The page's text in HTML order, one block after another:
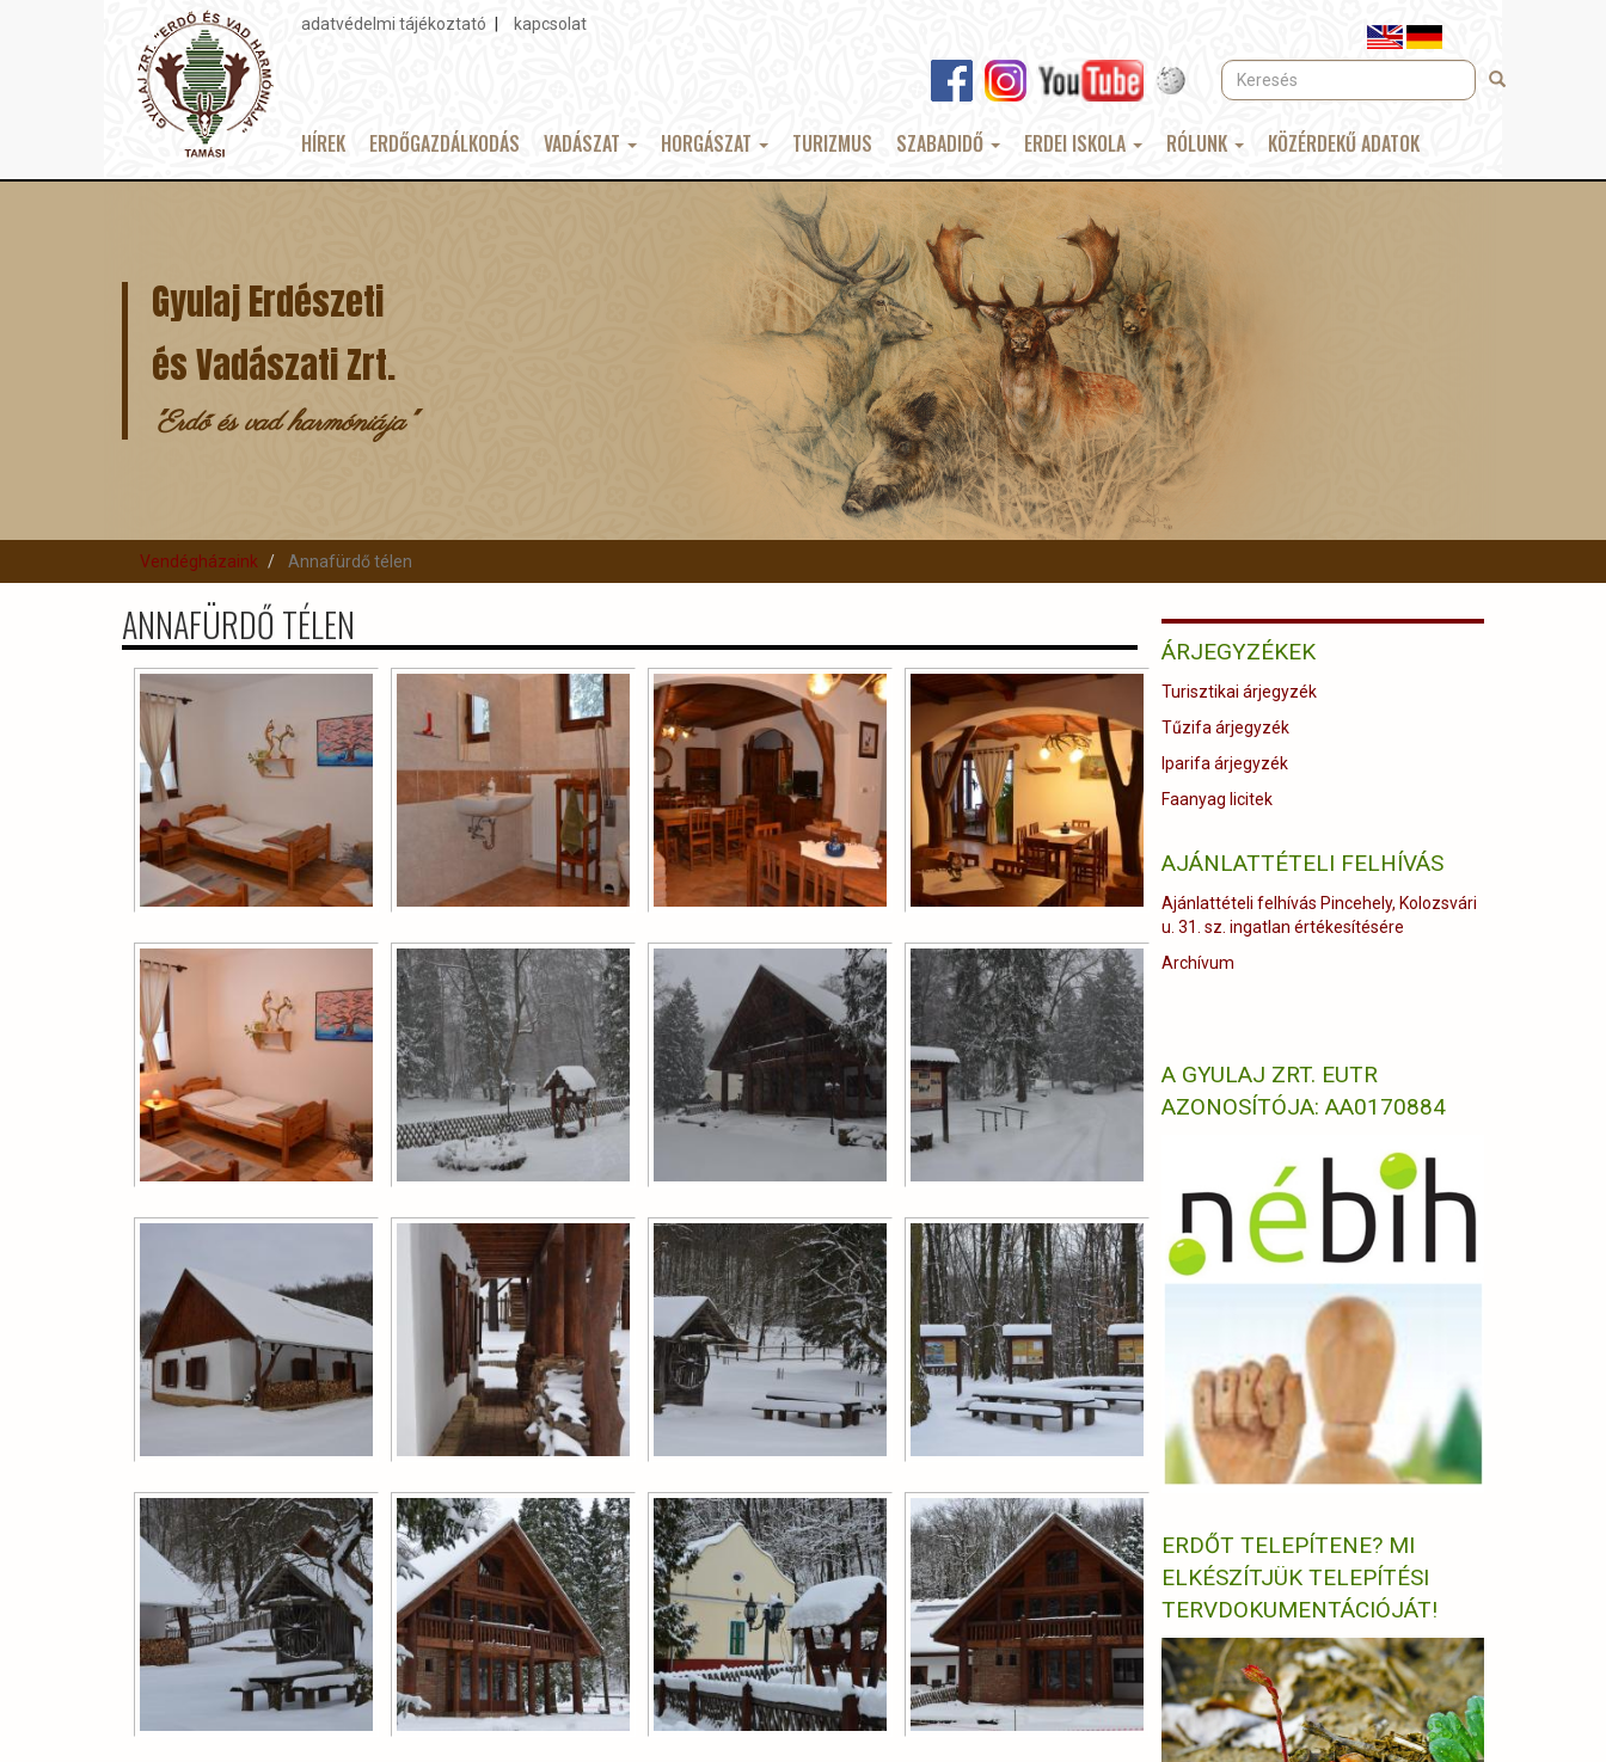
Topmenu
adatvédelmi tájékoztató kapcsolat
Keresés Keresés
Main
HÍREK ERDŐGAZDÁLKODÁS VADÁSZAT HORGÁSZAT TURIZMUS SZABADIDŐ ERDEI ISKOLA RÓLUNK KÖZÉRDEKŰ ADATOK
Gyulaj Erdészeti
és Vadászati Zrt.
"Erdő és vad harmóniája"
Vendégházaink Annafürdő télen
ANNAFÜRDŐ TÉLEN
ÁRJEGYZÉKEK
Turisztikai árjegyzék
Tűzifa árjegyzék
Iparifa árjegyzék
Faanyag licitek
AJÁNLATTÉTELI FELHÍVÁS
Ajánlattételi felhívás Pincehely, Kolozsvári
u. 31. sz. ingatlan értékesítésére
Archívum
A GYULAJ ZRT. EUTR
AZONOSÍTÓJA: AA0170884
ERDŐT TELEPÍTENE? MI
ELKÉSZÍTJÜK TELEPÍTÉSI
TERVDOKUMENTÁCIÓJÁT!